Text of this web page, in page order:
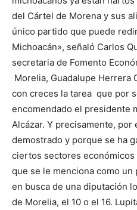
del Cártel de Morena y sus
único partido que puede
Michoacán», señaló Carlos
secretaria de Fomento
Morelia, Guadalupe Herrera
con creces la tarea que por
encomendado el presidente
Alcázar. Y precisamente,
demostrado y porque se ha
ciertos sectores
que se le menciona como
en busca de una diputación
de Morelia, el 10 o el 16.